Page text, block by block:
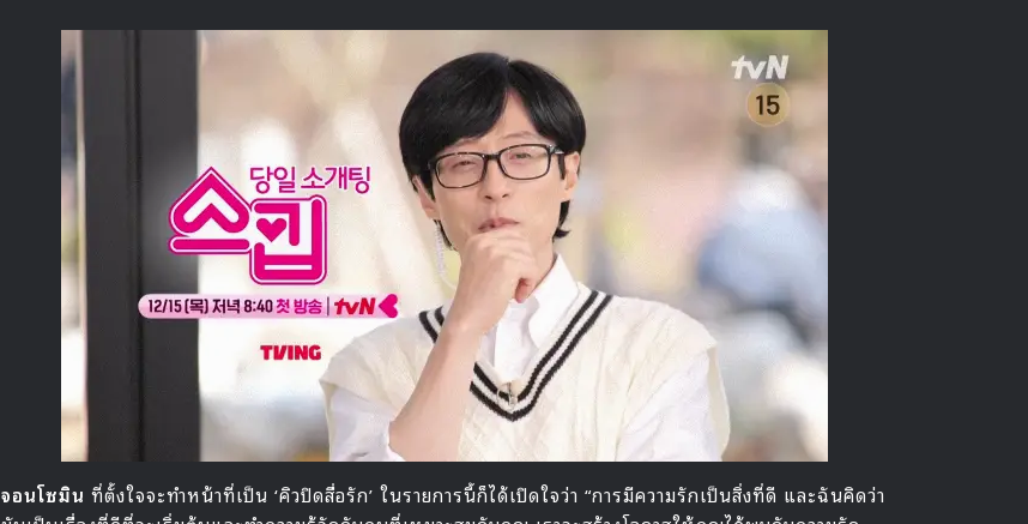
จอนโซมิน ที่ตั้งใจจะทำหน้าที่เป็น ‘คิวปิดสื่อรัก’ ในรายการนี้ก็ได้เปิดใจว่า “การมีความรักเป็นสิ่งที่ดี และฉันคิดว่า